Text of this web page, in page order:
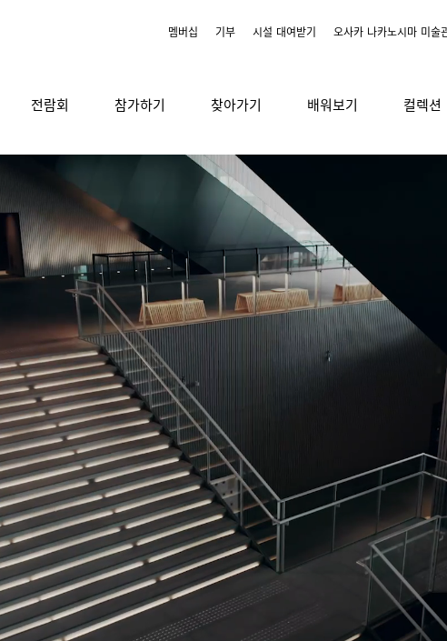
멤버십 기부 시설 대여받기 오사카 나카노시마 미술
전람회 참가하기 찾아가기 배워보기 컬렉션